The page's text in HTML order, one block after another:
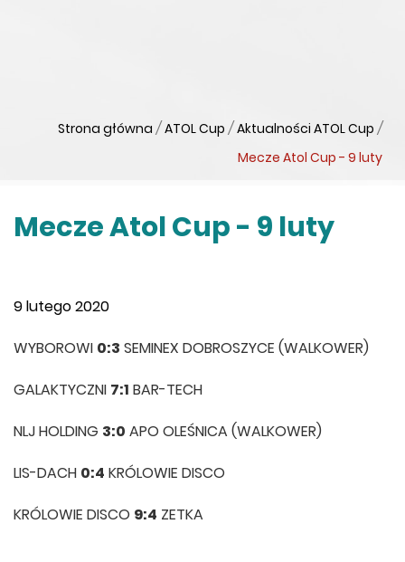
Strona główna / ATOL Cup / Aktualności ATOL Cup /
Mecze Atol Cup - 9 luty
Mecze Atol Cup - 9 luty
9 lutego 2020
WYBOROWI 0:3 SEMINEX DOBROSZYCE (WALKOWER)
GALAKTYCZNI 7:1 BAR-TECH
NLJ HOLDING 3:0 APO OLEŚNICA (WALKOWER)
LIS-DACH 0:4 KRÓLOWIE DISCO
KRÓLOWIE DISCO 9:4 ZETKA